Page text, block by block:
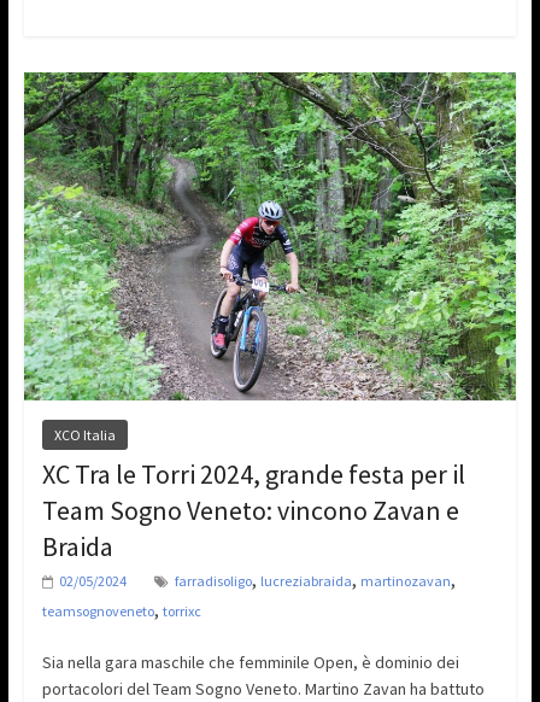
XCO Italia
XC Tra le Torri 2024, grande festa per il
Team Sogno Veneto: vincono Zavan e
Braida
02/05/2024 farradisoligo, lucreziabraida, martinozavan,
teamsognoveneto, torrixc
Sia nella gara maschile che femminile Open, è dominio dei
portacolori del Team Sogno Veneto. Martino Zavan ha battuto